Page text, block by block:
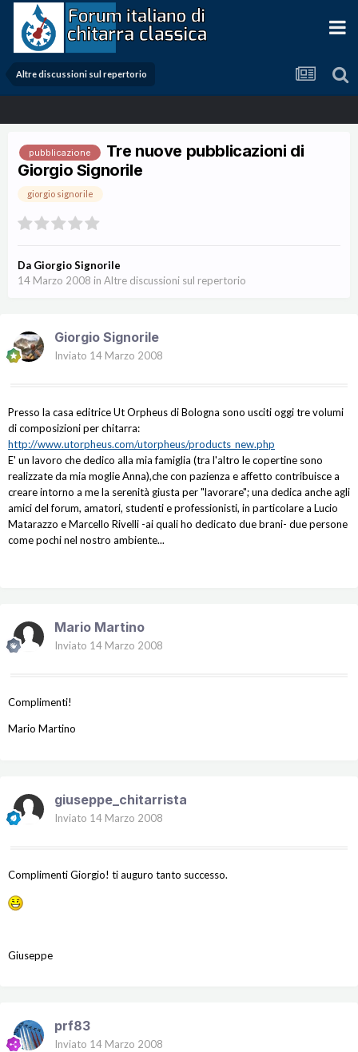
Altre discussioni sul repertorio
pubblicazione
Tre nuove pubblicazioni di
Giorgio Signorile
giorgio signorile
Da Giorgio Signorile
14 Marzo 2008 in Altre discussioni sul repertorio
Giorgio Signorile
Inviato 14 Marzo 2008
Presso la casa editrice Ut Orpheus di Bologna sono usciti oggi tre volumi
di composizioni per chitarra:
http://www.utorpheus.com/utorpheus/products_new.php
E' un lavoro che dedico alla mia famiglia (tra l'altro le copertine sono
realizzate da mia moglie Anna),che con pazienza e affetto contribuisce a
creare intorno a me la serenità giusta per "lavorare"; una dedica anche agli
amici del forum, amatori, studenti e professionisti, in particolare a Lucio
Matarazzo e Marcello Rivelli -ai quali ho dedicato due brani- due persone
come pochi nel nostro ambiente...
Mario Martino
Inviato 14 Marzo 2008
Complimenti!
Mario Martino
giuseppe_chitarrista
Inviato 14 Marzo 2008
Complimenti Giorgio! ti auguro tanto successo.
Giuseppe
prf83
Inviato 14 Marzo 2008